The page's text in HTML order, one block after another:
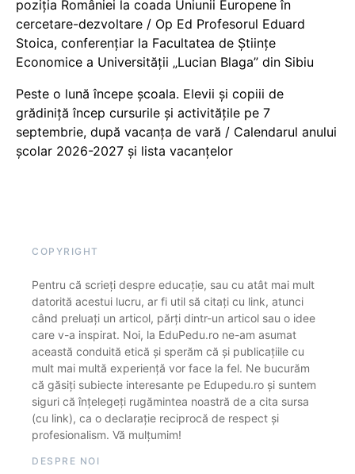
poziția României la coada Uniunii Europene în
cercetare-dezvoltare / Op Ed Profesorul Eduard
Stoica, conferențiar la Facultatea de Științe
Economice a Universității „Lucian Blaga” din Sibiu
Peste o lună începe școala. Elevii și copiii de
grădiniță încep cursurile și activitățile pe 7
septembrie, după vacanța de vară / Calendarul anului
școlar 2026-2027 și lista vacanțelor
COPYRIGHT
Pentru că scrieți despre educație, sau cu atât mai mult
datorită acestui lucru, ar fi util să citați cu link, atunci
când preluați un articol, părți dintr-un articol sau o idee
care v-a inspirat. Noi, la EduPedu.ro ne-am asumat
această conduită etică și sperăm că și publicațiile cu
mult mai multă experiență vor face la fel. Ne bucurăm
că găsiți subiecte interesante pe Edupedu.ro și suntem
siguri că înțelegeți rugămintea noastră de a cita sursa
(cu link), ca o declarație reciprocă de respect și
profesionalism. Vă mulțumim!
DESPRE NOI